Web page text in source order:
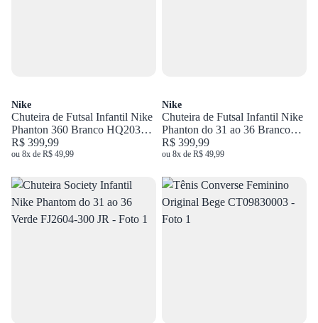
Nike
Chuteira de Futsal Infantil Nike
Phanton 360 Branco HQ2031-
446
R$ 399,99
ou 8x de R$ 49,99
Nike
Chuteira de Futsal Infantil Nike
Phanton do 31 ao 36 Branco
FJ2606-300 JR
R$ 399,99
ou 8x de R$ 49,99